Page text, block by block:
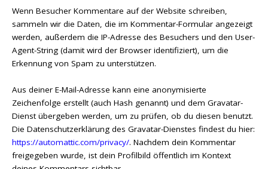
Wenn Besucher Kommentare auf der Website schreiben,
sammeln wir die Daten, die im Kommentar-Formular angezeigt
werden, außerdem die IP-Adresse des Besuchers und den User-
Agent-String (damit wird der Browser identifiziert), um die
Erkennung von Spam zu unterstützen.
Aus deiner E-Mail-Adresse kann eine anonymisierte
Zeichenfolge erstellt (auch Hash genannt) und dem Gravatar-
Dienst übergeben werden, um zu prüfen, ob du diesen benutzt.
Die Datenschutzerklärung des Gravatar-Dienstes findest du hier:
https://automattic.com/privacy/. Nachdem dein Kommentar
freigegeben wurde, ist dein Profilbild öffentlich im Kontext